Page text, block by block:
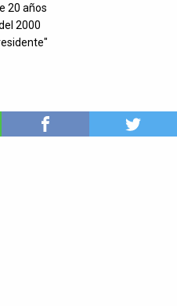
20 años
2000